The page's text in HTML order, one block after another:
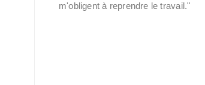
m'obligent à reprendre le travail."